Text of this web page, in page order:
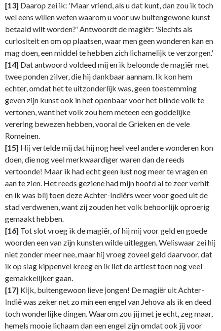
[13] Daarop zei ik: 'Maar vriend, als u dat kunt, dan zou ik toch
wel eens willen weten waarom u voor uw buitengewone kunst
betaald wilt worden?' Antwoordt de magiër: 'Slechts als
curiositeit en om op plaatsen, waar men geen wonderen kan en
mag doen, een middel te hebben zich lichamelijk te verzorgen.'
[14] Dat antwoord voldeed mij en ik beloonde de magiër met
twee ponden zilver, die hij dankbaar aannam. Ik kon hem
echter, omdat het te uitzonderlijk was, geen toestemming
geven zijn kunst ook in het openbaar voor het blinde volk te
vertonen, want het volk zou hem meteen een goddelijke
verering bewezen hebben, vooral de Grieken en de vele
Romeinen.
[15] Hij vertelde mij dat hij nog heel veel andere wonderen kon
doen, die nog veel merkwaardiger waren dan de reeds
vertoonde! Maar ik had echt geen lust nog meer te vragen en
aan te zien. Het reeds geziene had mijn hoofd al te zeer verhit
en ik was blij toen deze Achter-Indiërs weer voor goed uit de
stad verdwenen, want zij zouden het volk behoorlijk oproerig
gemaakt hebben.
[16] Tot slot vroeg ik de magiër, of hij mij voor geld en goede
woorden een van zijn kunsten wilde uitleggen. Weliswaar zei hij
niet zonder meer nee, maar hij vroeg zoveel geld daarvoor, dat
ik op slag kippenvel kreeg en ik liet de artiest toen nog veel
gemakkelijker gaan.
[17] Kijk, buitengewoon lieve jongen! De magiër uit Achter-
Indië was zeker net zo min een engel van Jehova als ik en deed
toch wonderlijke dingen. Waarom zou jij met je echt, zeg maar,
hemels mooie lichaam dan een engel zijn omdat ook jij voor